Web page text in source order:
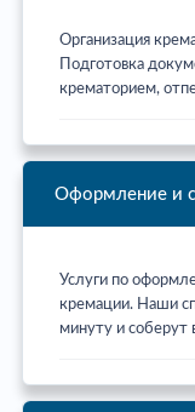
Организация
Подготовка
крематорием,
Оформление и
Услуги по
кремации. Наши
минуту и